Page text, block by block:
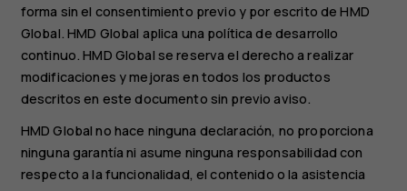
forma sin el consentimiento previo y por escrito de HMD
Global. HMD Global aplica una política de desarrollo
continuo. HMD Global se reserva el derecho a realizar
modificaciones y mejoras en todos los productos
descritos en este documento sin previo aviso.
HMD Global no hace ninguna declaración, no proporciona
ninguna garantía ni asume ninguna responsabilidad con
respecto a la funcionalidad, el contenido o la asistencia